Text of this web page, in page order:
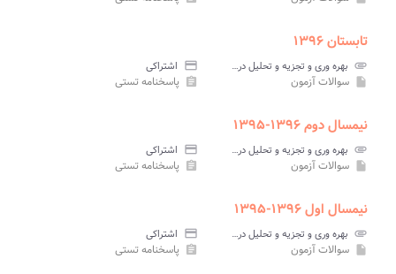
تابستان ۱۳۹۶
attachment بهره وری و تجزیه و تحلیل در بخش صنعت پیام نور credit_card اشتراکی
insert_drive_file سوالات آزمون assignment پاسخنامه تستی
نیمسال دوم ۱۳۹۶-۱۳۹۵
attachment بهره وری و تجزیه و تحلیل در بخش صنعت پیام نور credit_card اشتراکی
insert_drive_file سوالات آزمون assignment پاسخنامه تستی
نیمسال اول ۱۳۹۶-۱۳۹۵
attachment بهره وری و تجزیه و تحلیل در بخش صنعت پیام نور credit_card اشتراکی
insert_drive_file سوالات آزمون assignment پاسخنامه تستی